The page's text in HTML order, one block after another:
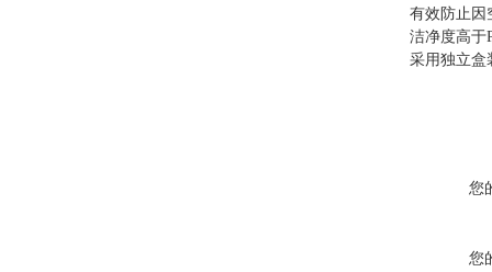
有效防止因
洁净度高于
采用独立盒
您
您